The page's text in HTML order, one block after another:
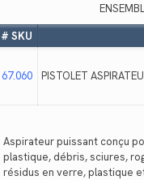
# SKU
67.060 PISTOLET
Aspirateur puissant conçu
plastique, débris, sciures,
résidus en verre, plastique